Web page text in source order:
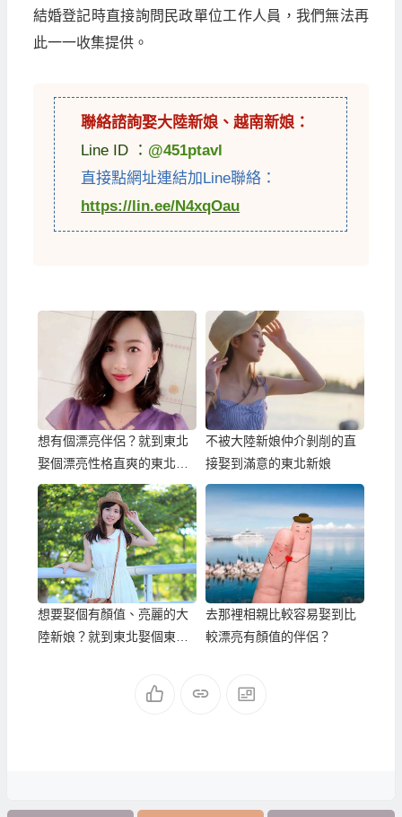
結婚登記時直接詢問民政單位工作人員，我們無法再
此一一收集提供。
聯絡諮詢娶大陸新娘 、越南新娘 ：
Line ID ： @451ptavl
直接點網址連結加Line聯絡：
https://lin.ee/N4xqOau
想有個漂亮伴侶？就到東北
娶個漂亮性格直爽的東北美
女、東北新娘！
不被大陸新娘仲介剝削的直
接娶到滿意的東北新娘
想要娶個有顏值、亮麗的大
陸新娘？就到東北娶個東北
去那裡相親比較容易娶到比
較漂亮有顏值的伴侶？